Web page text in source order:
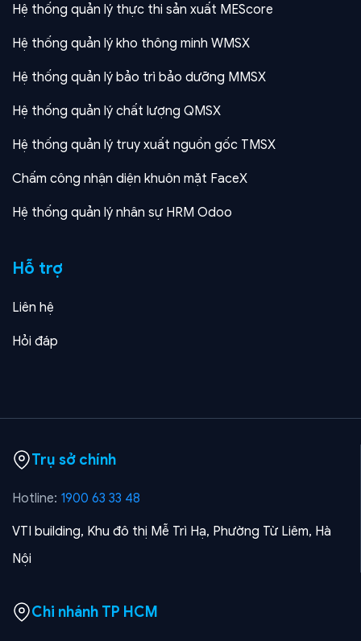
Hệ thống quản lý thực thi sản xuất MEScore
Hệ thống quản lý kho thông minh WMSX
Hệ thống quản lý bảo trì bảo dưỡng MMSX
Hệ thống quản lý chất lượng QMSX
Hệ thống quản lý truy xuất nguồn gốc TMSX
Chấm công nhận diện khuôn mặt FaceX
Hệ thống quản lý nhân sự HRM Odoo
Hỗ trợ
Liên hệ
Hỏi đáp
Trụ sở chính
Hotline: 1900 63 33 48
VTI building, Khu đô thị Mễ Trì Hạ, Phường Từ Liêm, Hà
Nội
Chi nhánh TP HCM